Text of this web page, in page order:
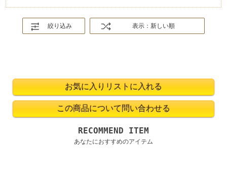
絞り込み 表示：新しい順
RECOMMEND ITEM
あなたにおすすめのアイテム